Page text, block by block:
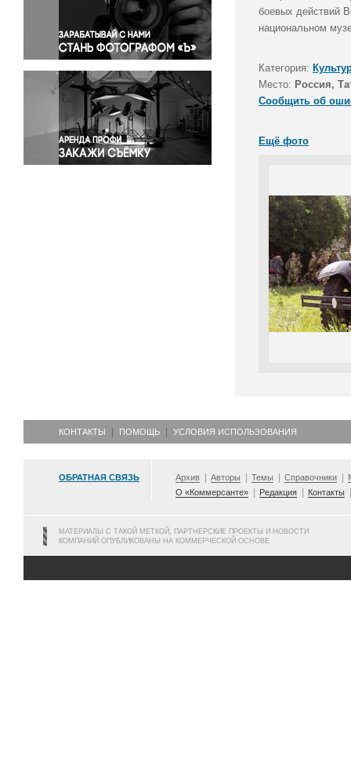
Правосудие
Происшествия и конфликты
Религия
Светская жизнь
Спорт
Экология
Экономика и бизнес
боевых действий
национальном
Категория:
Место: Россия,
Сообщить об
Ещё фото
КОНТАКТЫ ПОМОЩЬ УСЛОВИЯ ИСПОЛЬЗОВАНИЯ
ОБРАТНАЯ СВЯЗЬ Архив Авторы Темы Справочники
О «Коммерсанте»
Редакция Контакты
МАТЕРИАЛЫ С ТАКОЙ МЕТКОЙ, ПАРТНЕРСКИЕ ПРОЕКТЫ И НОВОСТИ
КОМПАНИЙ ОПУБЛИКОВАНЫ НА КОММЕРЧЕСКОЙ ОСНОВЕ